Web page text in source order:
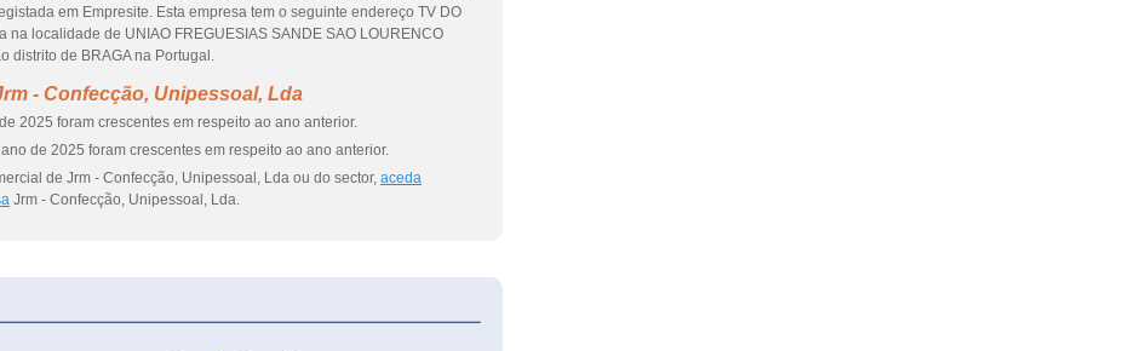
em Empresite. Esta empresa tem o seguinte endereço TV DO
na localidade de UNIAO FREGUESIAS SANDE SAO LOURENCO
distrito de BRAGA na Portugal.
- Confecção, Unipessoal, Lda
2025 foram crescentes em respeito ao ano anterior.
de 2025 foram crescentes em respeito ao ano anterior.
de Jrm - Confecção, Unipessoal, Lda ou do sector, aceda
Jrm - Confecção, Unipessoal, Lda.